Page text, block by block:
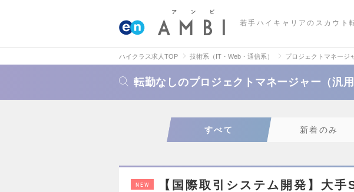
若手ハイキャリアのスカウト
ハイクラス求人TOP 技術系（IT・Web・通信系） プロジェクトマネージ
転勤なしのプロジェクトマネージャー（汎
すべて 新着のみ
NEW
【国際取引システム開発】大